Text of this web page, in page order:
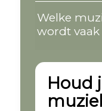
Welke
wordt
Houd